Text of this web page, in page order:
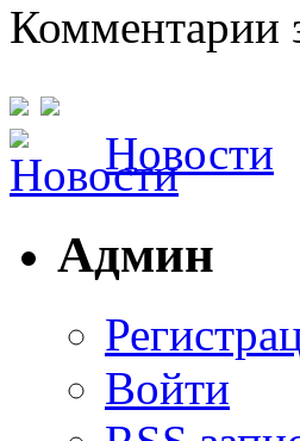
Комментарии
Новости
Админ
Войти